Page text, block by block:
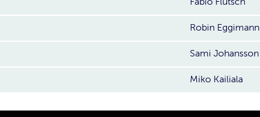
Robin Eggimann
Sami Johansson
Miko Kailiala